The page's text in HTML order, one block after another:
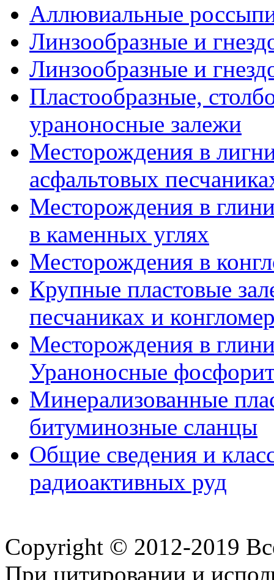
Аллювиальные
Линзообразные и
Линзообразные и
Пластообразные,
ураноносные залежи
Месторождения в
асфальтовых
Месторождения в
в каменных углях
Месторождения в
Крупные пластовые
песчаниках и
Месторождения в
Ураноносные
Минерализованные
битуминозные сланцы
Общие сведения и
радиоактивных руд
Copyright © 2012-2019
При цитировании и